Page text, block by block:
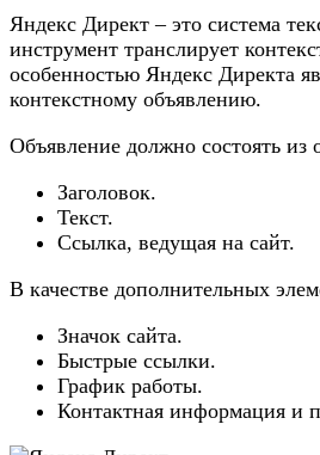
Яндекс Директ – это система
инструмент транслирует
особенностью Яндекс Директа
контекстному объявлению.
Объявление должно состоять из
Заголовок.
Текст.
Ссылка, ведущая на сайт.
В качестве дополнительных
Значок сайта.
Быстрые ссылки.
График работы.
Контактная информация и